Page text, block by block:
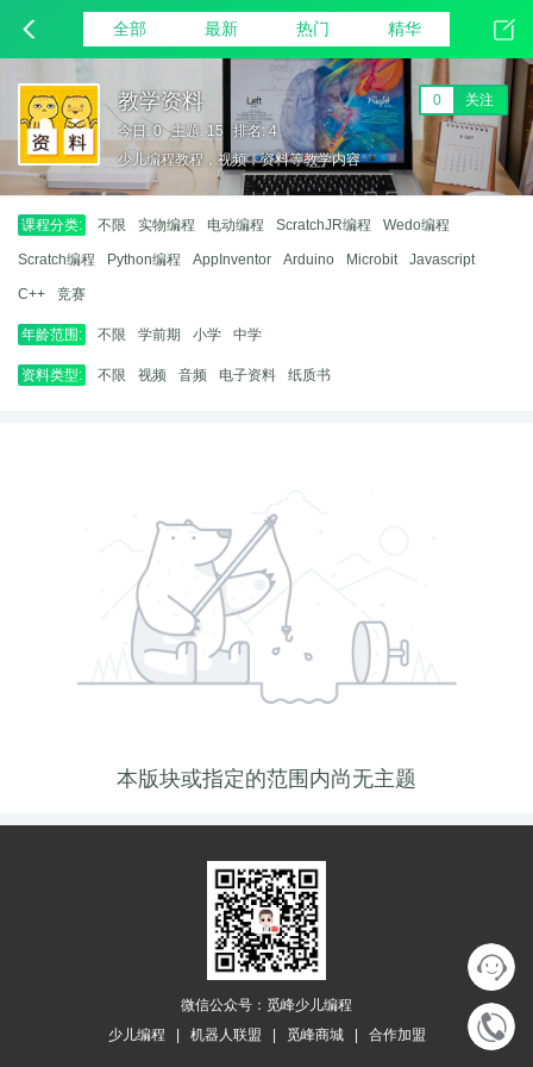
全部 最新 热门 精华
教学资料
今日: 0 主题: 15 排名: 4
0 关注
少儿编程教程，视频，资料等教学内容
课程分类: 不限 实物编程 电动编程 ScratchJR编程 Wedo编程
Scratch编程 Python编程 AppInventor Arduino Microbit Javascript
C++ 竞赛
年龄范围: 不限 学前期 小学 中学
资料类型: 不限 视频 音频 电子资料 纸质书
本版块或指定的范围内尚无主题
微信公众号：觅峰少儿编程
少儿编程
机器人联盟 觅峰商城 合作加盟